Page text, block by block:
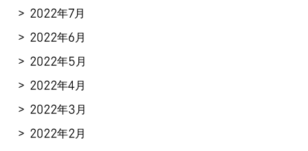
2022年7月
2022年6月
2022年5月
2022年4月
2022年3月
2022年2月